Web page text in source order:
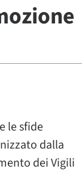
le sfide
dalla
dei Vigili